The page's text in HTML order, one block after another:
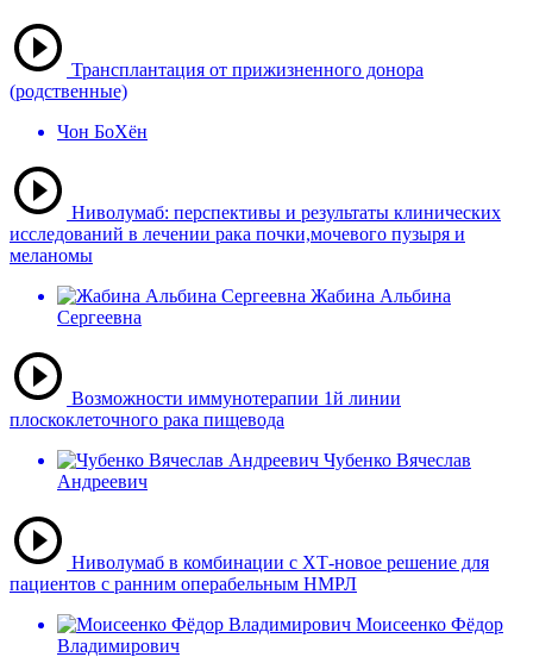
Трансплантация от прижизненного донора
(родственные)
Чон БоХён
Ниволумаб: перспективы и результаты клинических
исследований в лечении рака почки,мочевого пузыря и
меланомы
Жабина Альбина
Сергеевна
Возможности иммунотерапии 1й линии
плоскоклеточного рака пищевода
Чубенко Вячеслав
Андреевич
Ниволумаб в комбинации с ХТ-новое решение для
пациентов с ранним операбельным НМРЛ
Моисеенко Фёдор
Владимирович